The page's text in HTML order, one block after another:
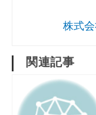
株式
関連記事